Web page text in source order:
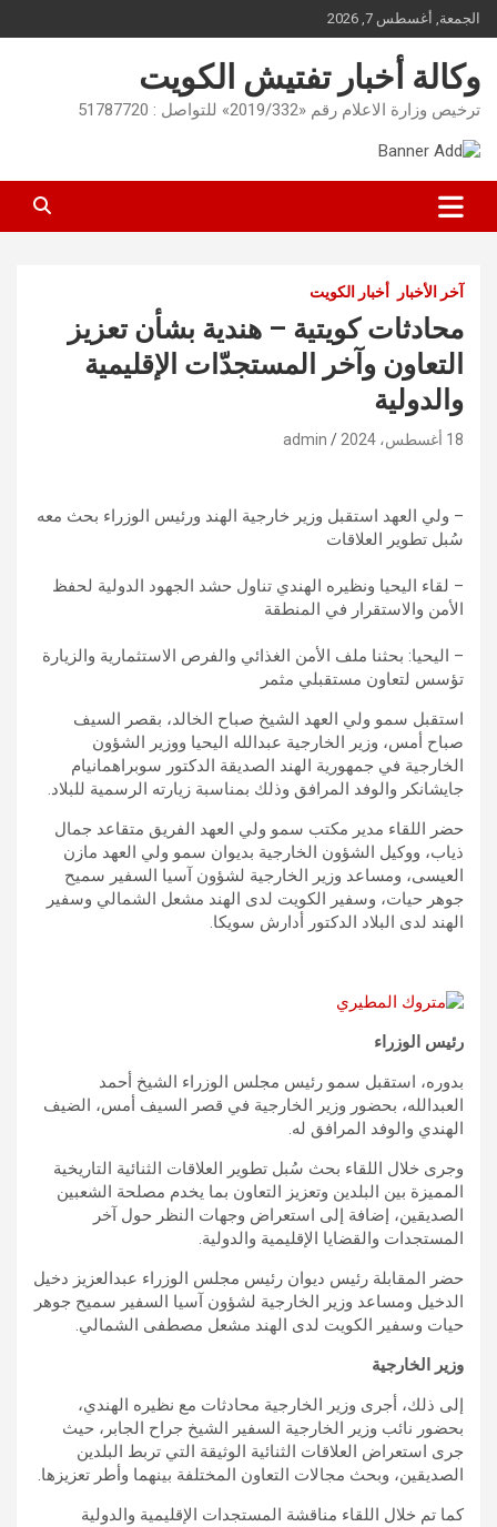
Skip
to
content
الجمعة, أغسطس 7, 2026
وكالة أخبار تفتيش الكويت
ترخيص وزارة الاعلام رقم «2019/332» للتواصل : 51787720
آخر الأخبار أخبار الكويت
محادثات كويتية – هندية بشأن تعزيز
التعاون وآخر المستجدّات الإقليمية
والدولية
18 أغسطس، 2024 admin
– ولي العهد استقبل وزير خارجية الهند ورئيس الوزراء بحث معه
سُبل تطوير العلاقات
– لقاء اليحيا ونظيره الهندي تناول حشد الجهود الدولية لحفظ
الأمن والاستقرار في المنطقة
– اليحيا: بحثنا ملف الأمن الغذائي والفرص الاستثمارية والزيارة
تؤسس لتعاون مستقبلي مثمر
استقبل سمو ولي العهد الشيخ صباح الخالد، بقصر السيف
صباح أمس، وزير الخارجية عبدالله اليحيا ووزير الشؤون
الخارجية في جمهورية الهند الصديقة الدكتور سوبراهمانيام
جايشانكر والوفد المرافق وذلك بمناسبة زيارته الرسمية للبلاد.
حضر اللقاء مدير مكتب سمو ولي العهد الفريق متقاعد جمال
ذياب، ووكيل الشؤون الخارجية بديوان سمو ولي العهد مازن
العيسى، ومساعد وزير الخارجية لشؤون آسيا السفير سميح
جوهر حيات، وسفير الكويت لدى الهند مشعل الشمالي وسفير
الهند لدى البلاد الدكتور أدارش سويكا.
رئيس الوزراء
بدوره، استقبل سمو رئيس مجلس الوزراء الشيخ أحمد
العبدالله، بحضور وزير الخارجية في قصر السيف أمس، الضيف
الهندي والوفد المرافق له.
وجرى خلال اللقاء بحث سُبل تطوير العلاقات الثنائية التاريخية
المميزة بين البلدين وتعزيز التعاون بما يخدم مصلحة الشعبين
الصديقين، إضافة إلى استعراض وجهات النظر حول آخر
المستجدات والقضايا الإقليمية والدولية.
حضر المقابلة رئيس ديوان رئيس مجلس الوزراء عبدالعزيز دخيل
الدخيل ومساعد وزير الخارجية لشؤون آسيا السفير سميح جوهر
حيات وسفير الكويت لدى الهند مشعل مصطفى الشمالي.
وزير الخارجية
إلى ذلك، أجرى وزير الخارجية محادثات مع نظيره الهندي،
بحضور نائب وزير الخارجية السفير الشيخ جراح الجابر، حيث
جرى استعراض العلاقات الثنائية الوثيقة التي تربط البلدين
الصديقين، وبحث مجالات التعاون المختلفة بينهما وأطر تعزيزها.
كما تم خلال اللقاء مناقشة المستجدات الإقليمية والدولية